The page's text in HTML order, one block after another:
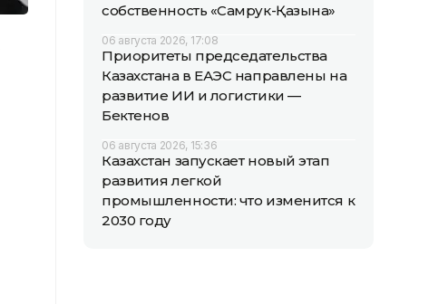
собственность «Самрук-Қазына»
06 августа 2026, 17:08
Приоритеты председательства
Казахстана в ЕАЭС направлены на
развитие ИИ и логистики —
Бектенов
06 августа 2026, 15:36
Казахстан запускает новый этап
развития легкой
промышленности: что изменится к
2030 году